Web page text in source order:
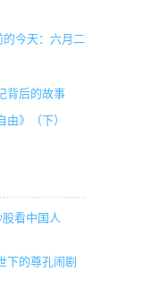
的今天：六月二
背后的故事
》（下）
看中国人
下的尊孔闹剧